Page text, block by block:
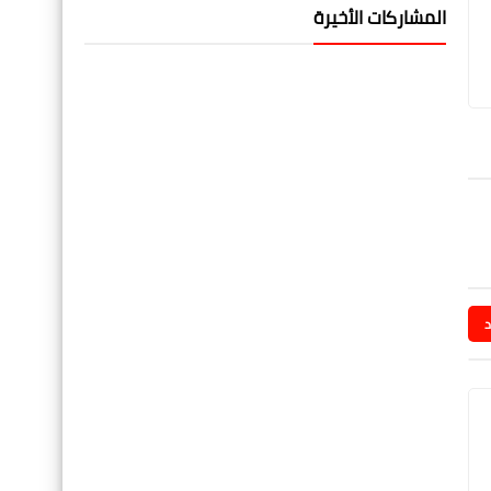
المشاركات الأخيرة